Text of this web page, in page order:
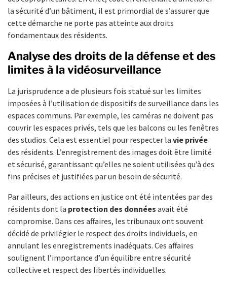
la sécurité d’un bâtiment, il est primordial de s’assurer que
cette démarche ne porte pas atteinte aux droits
fondamentaux des résidents.
Analyse des droits de la défense et des
limites à la vidéosurveillance
La jurisprudence a de plusieurs fois statué sur les limites
imposées à l’utilisation de dispositifs de surveillance dans les
espaces communs. Par exemple, les caméras ne doivent pas
couvrir les espaces privés, tels que les balcons ou les fenêtres
des studios. Cela est essentiel pour respecter la vie privée
des résidents. L’enregistrement des images doit être limité
et sécurisé, garantissant qu’elles ne soient utilisées qu’à des
fins précises et justifiées par un besoin de sécurité.
Par ailleurs, des actions en justice ont été intentées par des
résidents dont la protection des données avait été
compromise. Dans ces affaires, les tribunaux ont souvent
décidé de privilégier le respect des droits individuels, en
annulant les enregistrements inadéquats. Ces affaires
soulignent l’importance d’un équilibre entre sécurité
collective et respect des libertés individuelles.